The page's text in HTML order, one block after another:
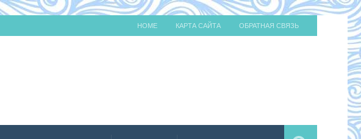
HOME КАРТА САЙТА ОБРАТНАЯ СВЯЗЬ